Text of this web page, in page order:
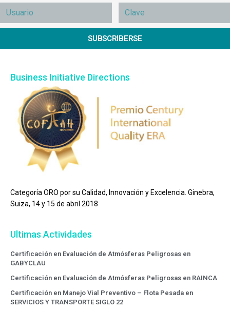
SUBSCRIBERSE
Business Initiative Directions
Categoría ORO por su Calidad, Innovación y Excelencia. Ginebra,
Suiza, 14 y 15 de abril 2018
Ultimas Actividades
Certificación en Evaluación de Atmósferas Peligrosas en
GABYCLAU
Certificación en Evaluación de Atmósferas Peligrosas en RAINCA
Certificación en Manejo Vial Preventivo – Flota Pesada en
SERVICIOS Y TRANSPORTE SIGLO 22